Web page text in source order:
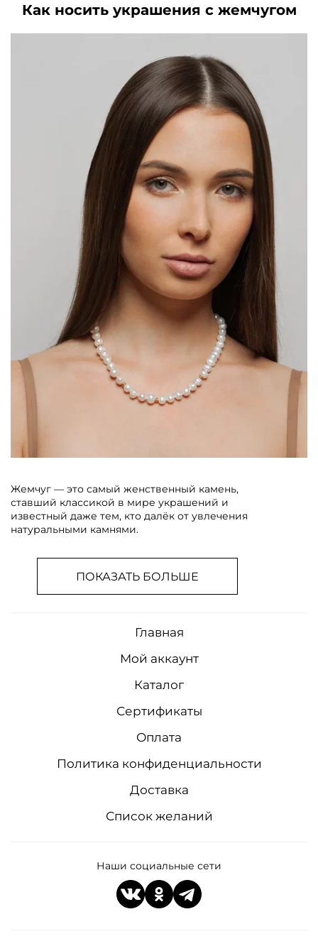
Как носить украшения с жемчугом
Жемчуг — это самый женственный камень,
ставший классикой в мире украшений и
известный даже тем, кто далёк от увлечения
натуральными камнями.
ПОКАЗАТЬ БОЛЬШЕ
Главная
Мой аккаунт
Каталог
Сертификаты
Оплата
Политика конфиденциальности
Доставка
Список желаний
Наши социальные сети